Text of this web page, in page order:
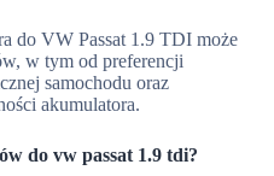
do VW Passat 1.9 TDI może
w tym od preferencji
samochodu oraz
akumulatora.
do vw passat 1.9 tdi?